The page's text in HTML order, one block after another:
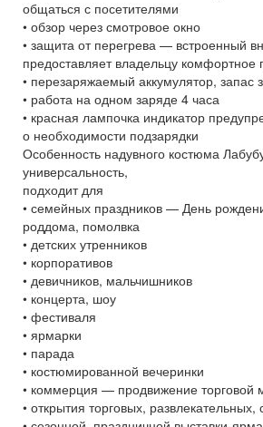
общаться с посетителями
• обзор через смотровое окно
• защита от перегрева — встроенный
предоставляет владельцу комфортное
• перезаряжаемый аккумулятор, запас
• работа на одном заряде 4 часа
• красная лампочка индикатор
о необходимости подзарядки
Особенность надувного костюма
универсальность,
подходит для
• семейных праздников — День
роддома, помолвка
• детских утренников
• корпоративов
• девичников, мальчишников
• концерта, шоу
• фестиваля
• ярмарки
• парада
• костюмированной вечеринки
• коммерция — продвижение торговой
• открытия торговых,